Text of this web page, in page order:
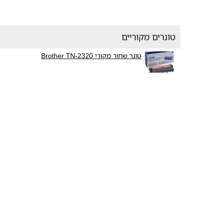
טונרים מקוריים
טונר שחור מקורי Brother TN-2320